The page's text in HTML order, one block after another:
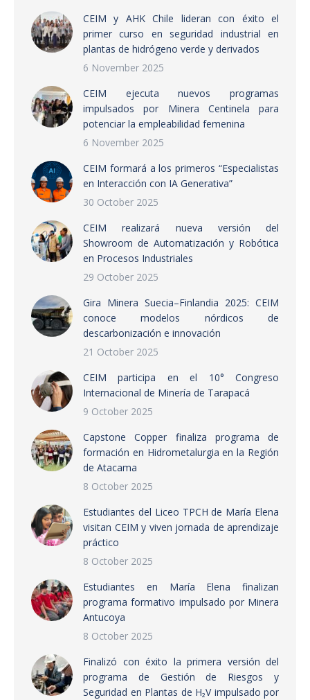
CEIM y AHK Chile lideran con éxito el
primer curso en seguridad industrial en
plantas de hidrógeno verde y derivados
6 November 2025
CEIM ejecuta nuevos programas
impulsados por Minera Centinela para
potenciar la empleabilidad femenina
6 November 2025
CEIM formará a los primeros “Especialistas
en Interacción con IA Generativa”
30 October 2025
CEIM realizará nueva versión del
Showroom de Automatización y Robótica
en Procesos Industriales
29 October 2025
Gira Minera Suecia–Finlandia 2025: CEIM
conoce modelos nórdicos de
descarbonización e innovación
21 October 2025
CEIM participa en el 10° Congreso
Internacional de Minería de Tarapacá
9 October 2025
Capstone Copper finaliza programa de
formación en Hidrometalurgia en la Región
de Atacama
8 October 2025
Estudiantes del Liceo TPCH de María Elena
visitan CEIM y viven jornada de aprendizaje
práctico
8 October 2025
Estudiantes en María Elena finalizan
programa formativo impulsado por Minera
Antucoya
8 October 2025
Finalizó con éxito la primera versión del
programa de Gestión de Riesgos y
Seguridad en Plantas de H₂V impulsado por